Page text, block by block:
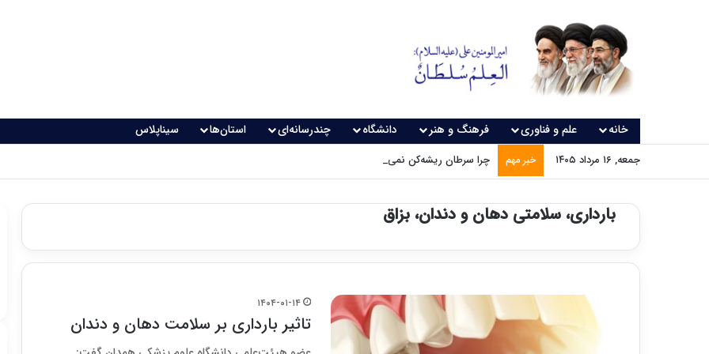
خانه علم و فناوری فرهنگ و هنر دانشگاه چندرسانه‌ای استان‌ها سیناپلاس
جمعه, ۱۶ مرداد ۱۴۰۵ خبر مهم چرا سرطان ریشه‌کن نمی‌شود؟
بارداری، سلامتی دهان و دندان، بزاق
۱۴۰۴-۰۱-۱۴
تاثیر بارداری بر سلامت دهان و دندان